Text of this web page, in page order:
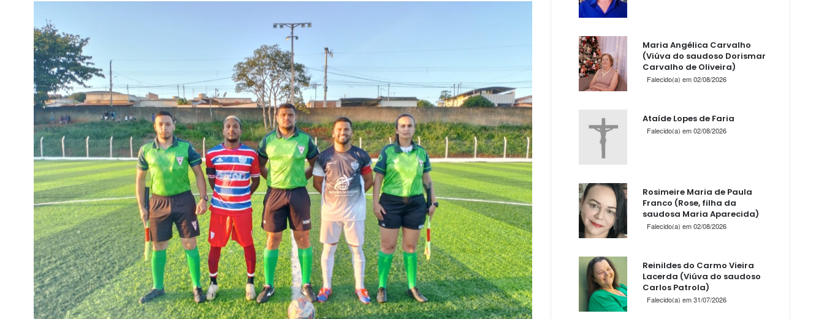
Maria Angélica Carvalho
(Viúva do saudoso Dorismar
Carvalho de Oliveira)
Falecido(a) em 02/08/2026
Ataíde Lopes de Faria
Falecido(a) em 02/08/2026
Rosimeire Maria de Paula
Franco (Rose, filha da
saudosa Maria Aparecida)
Falecido(a) em 02/08/2026
Reinildes do Carmo Vieira
Lacerda (Viúva do saudoso
Carlos Patrola)
Falecido(a) em 31/07/2026